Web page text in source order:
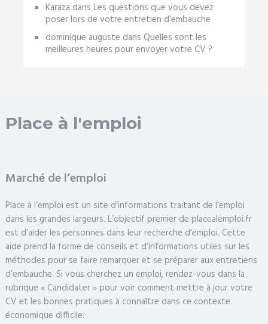
Karaza dans Les questions que vous devez
poser lors de votre entretien d’embauche
dominique auguste dans Quelles sont les
meilleures heures pour envoyer votre CV ?
Place à l'emploi
Marché de l’emploi
Place à l’emploi est un site d’informations traitant de l’emploi
dans les grandes largeurs. L’objectif premier de placealemploi.fr
est d’aider les personnes dans leur recherche d’emploi. Cette
aide prend la forme de conseils et d’informations utiles sur les
méthodes pour se faire remarquer et se préparer aux entretiens
d’embauche. Si vous cherchez un emploi, rendez-vous dans la
rubrique « Candidater » pour voir comment mettre à jour votre
CV et les bonnes pratiques à connaître dans ce contexte
économique difficile.